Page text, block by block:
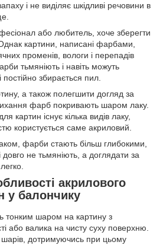
і не виділяє шкідливі речовини в
або любитель, хоче зберегти
картини, написані фарбами,
променів, вологи і перепадів
тьмяніють і навіть можуть
постійно збирається пил.
а також полегшити догляд за
фарб покривають шаром лаку.
картин існує кілька видів лаку,
користується саме акриловий.
фарби стають більш глибокими,
не тьмяніють, а доглядати за
акрилового
у балончику
тонким шаром на картину з
або валика на чисту суху поверхню.
дотримуючись при цьому